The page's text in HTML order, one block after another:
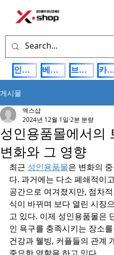
인기상품 베스트제품 브랜드관 카테고리
게시물
성인용품몰에서의
변화와 그 영향
엑스샵
2024년 12월 1일 2분 분량
최근 성인용품몰은 변화의
다. 과거에는 다소 폐쇄적이
공간으로 여겨졌지만, 점차
식이 바뀌며 보다 열린 시장
고 있다. 이제 성인용품몰은
인 욕구를 충족시키는 장소
건강과 웰빙, 커플들의 관계